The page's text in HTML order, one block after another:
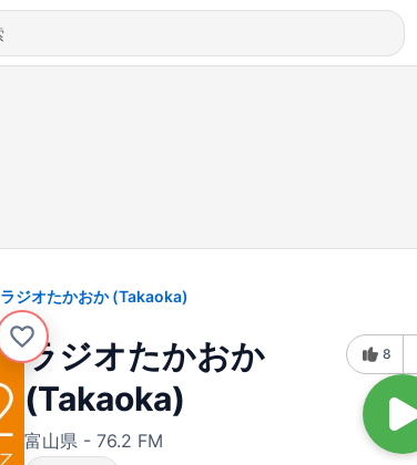
ラジオたかおか (Takaoka)
ラジオたかおか
(Takaoka)
富山県 - 76.2 FM
8